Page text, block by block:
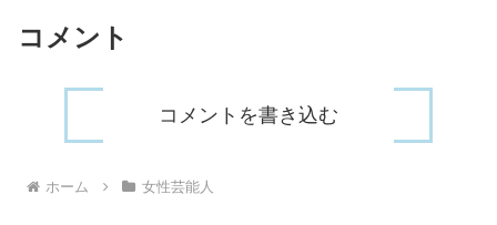
コメント
コメントを書き込む
ホーム 女性芸能人